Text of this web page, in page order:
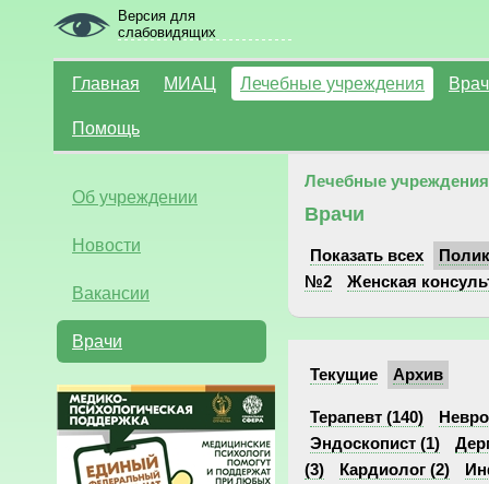
Версия для
слабовидящих
Главная МИАЦ Лечебные учреждения
Помощь
Об учреждении
Новости
Вакансии
Врачи
Лечебные учреждения
Врачи
Показать всех
№2
Женская
Текущие Архив
Терапевт (140)
Эндоскопист (1)
(3)
Кардиолог (2)